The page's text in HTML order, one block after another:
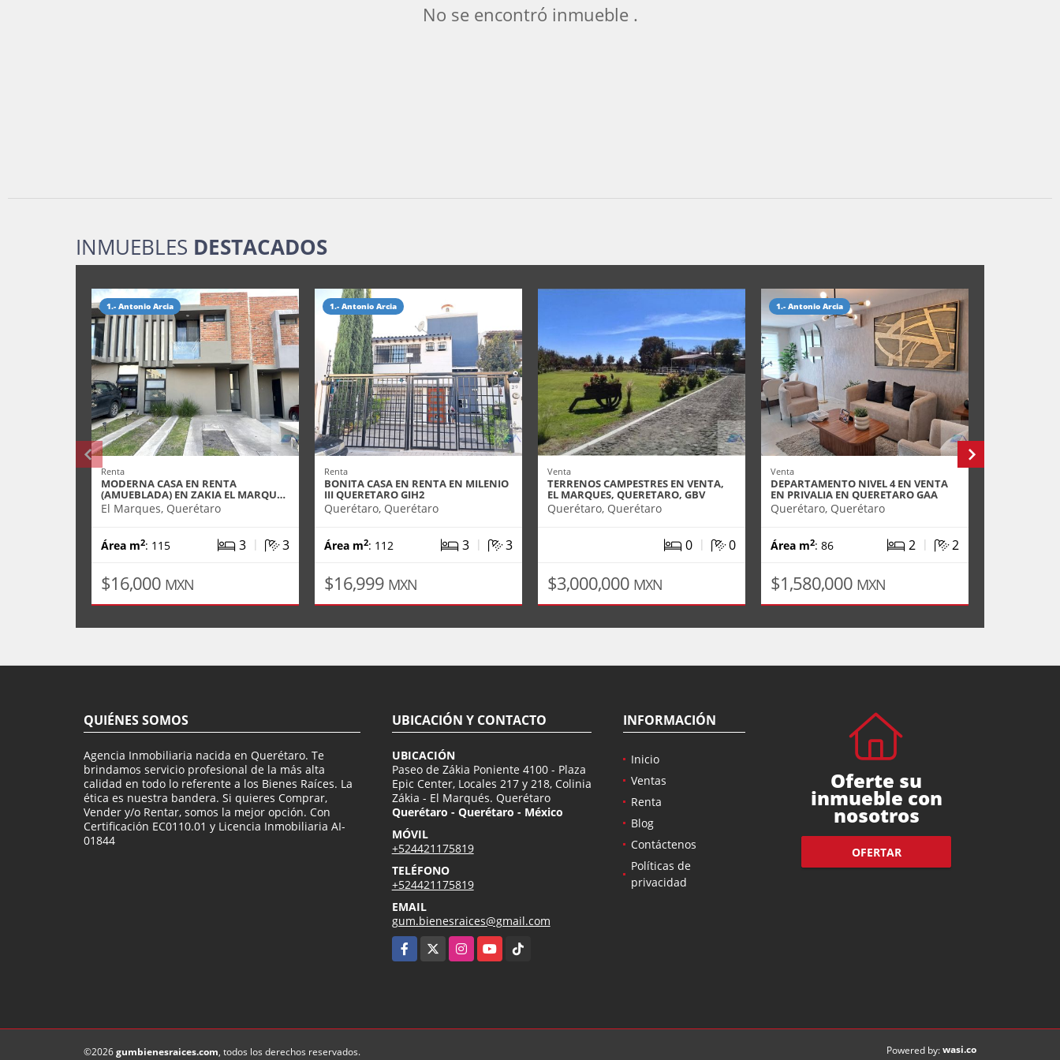
No se encontró inmueble .
INMUEBLES DESTACADOS
1.- Antonio Arcia
Renta
MODERNA CASA EN RENTA
(AMUEBLADA) EN ZAKIA EL MARQU…
El Marques, Querétaro
Área m2: 115 3 | 3
$16,000 MXN
1.- Antonio Arcia
Renta
BONITA CASA EN RENTA EN MILENIO
III QUERETARO GIH2
Querétaro, Querétaro
Área m2: 112 3 | 3
$16,999 MXN
Venta
TERRENOS CAMPESTRES EN VENTA,
EL MARQUES, QUERETARO, GBV
Querétaro, Querétaro
0 | 0
$3,000,000 MXN
1.- Antonio Arcia
Venta
DEPARTAMENTO NIVEL 4 EN VENTA
EN PRIVALIA EN QUERETARO GAA
Querétaro, Querétaro
Área m2: 86 2 | 2
$1,580,000 MXN
QUIÉNES SOMOS
Agencia Inmobiliaria nacida en Querétaro. Te
brindamos servicio profesional de la más alta
calidad en todo lo referente a los Bienes Raíces. La
ética es nuestra bandera. Si quieres Comprar,
Vender y/o Rentar, somos la mejor opción. Con
Certificación EC0110.01 y Licencia Inmobiliaria AI-
01844
UBICACIÓN Y CONTACTO
UBICACIÓN
Paseo de Zákia Poniente 4100 - Plaza
Epic Center, Locales 217 y 218, Colinia
Zákia - El Marqués. Querétaro
Querétaro - Querétaro - México
MÓVIL
+524421175819
TELÉFONO
+524421175819
EMAIL
gum.bienesraices@gmail.com
Facebook
InstagramYouTubeTikTok
INFORMACIÓN
Inicio
Ventas
Renta
Blog
Contáctenos
Políticas de
privacidad
Oferte su
inmueble con
nosotros
OFERTAR
©2026gumbienesraices.com, todos los derechos reservados. Powered by:wasi.co